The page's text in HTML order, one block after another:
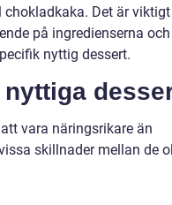
Det är
på ingredienserna och
nyttig dessert.
vara näringsrikare än
skillnader mellan de